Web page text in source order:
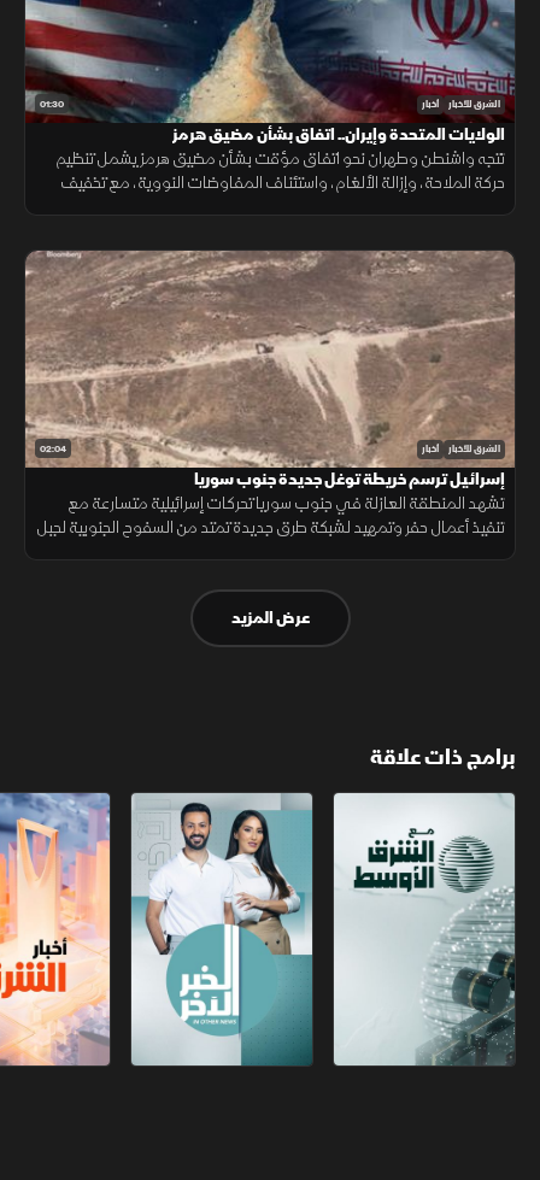
01:30 الشرق للأخبار أخبار
الولايات المتحدة وإيران.. اتفاق بشأن مضيق هرمز
تتجه واشنطن وطهران نحو اتفاق مؤقت بشأن مضيق هرمز يشمل تنظيم
حركة الملاحة، وإزالة الألغام، واستئناف المفاوضات النووية، مع تخفيف
02:04 الشرق للأخبار أخبار
إسرائيل ترسم خريطة توغل جديدة جنوب سوريا
تشهد المنطقة العازلة في جنوب سوريا تحركات إسرائيلية متسارعة مع
تنفيذ أعمال حفر وتمهيد لشبكة طرق جديدة تمتد من السفوح الجنوبية لجبل
عرض المزيد
برامج ذات علاقة
مع الشرق الأوسط الخبر الآخر أخبار الشرق